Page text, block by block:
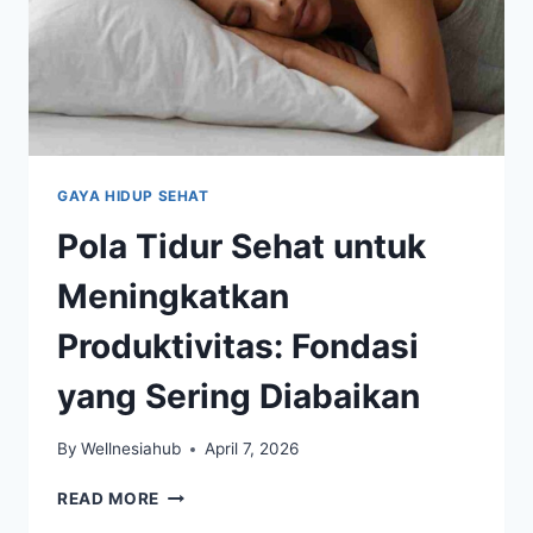
GAYA HIDUP SEHAT
Pola Tidur Sehat untuk
Meningkatkan
Produktivitas: Fondasi
yang Sering Diabaikan
By Wellnesiahub April 7, 2026
READ MORE POLA